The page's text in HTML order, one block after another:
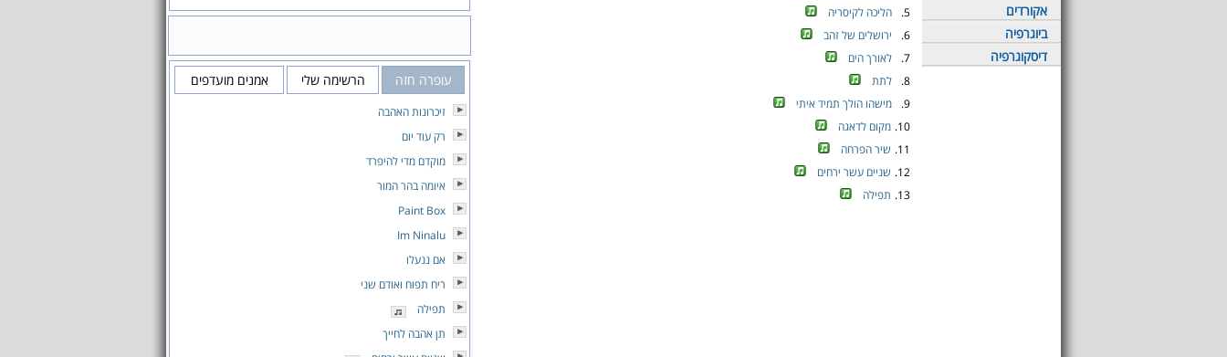
אקורדים
ביוגרפיה
דיסקוגרפיה
5.
הליכה לקיסריה
6.
ירושלים של זהב
7.
לאורך הים
8.
לתת
9.
מישהו הולך תמיד איתי
10. מקום לדאגה
11. שיר הפרחה
12. שניים עשר ירחים
13. תפילה
עופרה חזה הרשימה שלי אמנים מועדפים
זיכרונות האהבה
רק עוד יום
מוקדם מדי להיפרד
איומה בהר המור
Paint Box
Im Ninalu
אם ננעלו
ריח תפוח ואודם שני
תפילה
תן אהבה לחייך